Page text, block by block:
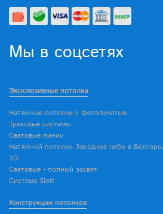
Мы в соцсетях
Эксклюзивные потолки
Натяжные потолки с фотопечатью
Трековые системы
Световые линии
Натяжной потолок Звездное небо в
3D
Световые - полный засвет
Система Slott
Конструкции потолков